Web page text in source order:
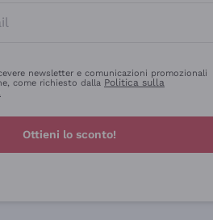
newsletter e comunicazioni promozionali
come richiesto dalla Politica sulla
Ottieni lo sconto!